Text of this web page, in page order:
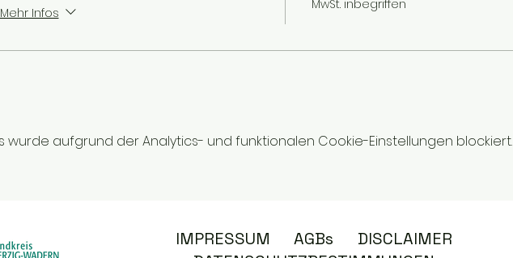
Mehr Infos
MwSt. inbegriffen
wurde aufgrund der Analytics- und funktionalen Cookie-Einstellungen blockiert.
IMPRESSUM AGBs
DISCLAIMER